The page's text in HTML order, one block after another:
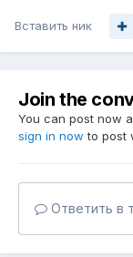
Вставить ник
Join the
You can post now
sign in now to post
Ответить в